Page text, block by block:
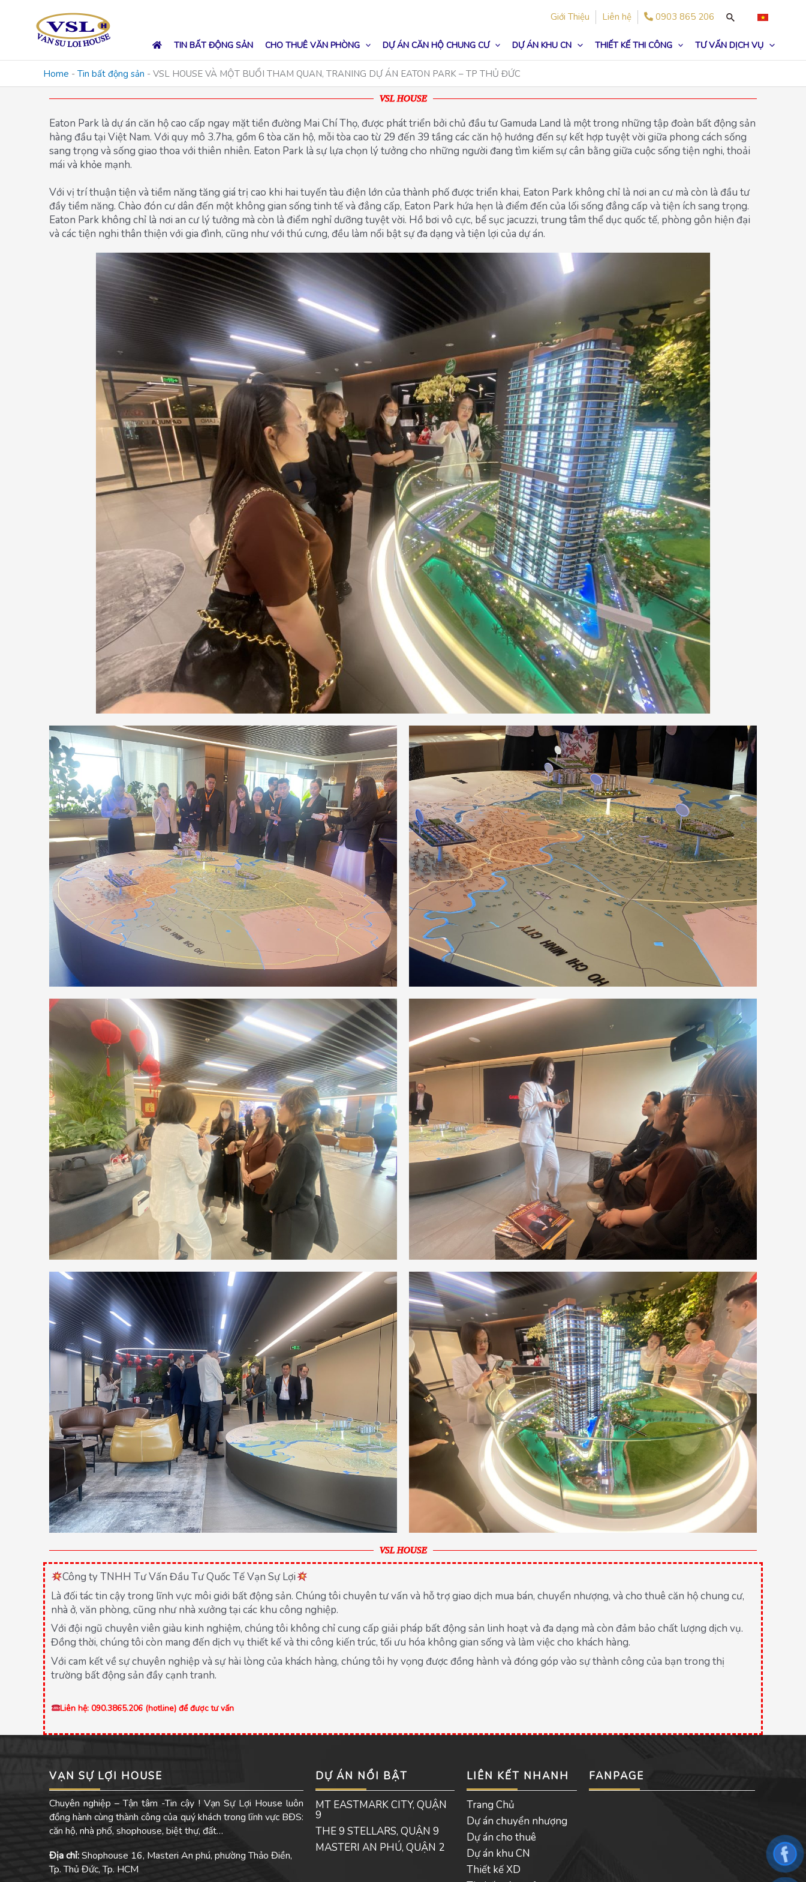
Giới Thiệu Liên hệ 0903 865 206
TIN BẤT ĐỘNG SẢN CHO THUÊ VĂN PHÒNG DỰ ÁN CĂN HỘ CHUNG CƯ DỰ ÁN KHU CN THIẾT KẾ THI CÔNG TƯ VẤN DỊCH VỤ
Home - Tin bất động sản - VSL HOUSE VÀ MỘT BUỔI THAM QUAN, TRANING DỰ ÁN EATON PARK – TP THỦ ĐỨC
VSL HOUSE
Eaton Park là dự án căn hộ cao cấp ngay mặt tiền đường Mai Chí Thọ, được phát triển bởi chủ đầu tư Gamuda Land là một trong những tập đoàn bất động sản
hàng đầu tại Việt Nam. Với quy mô 3.7ha, gồm 6 tòa căn hộ, mỗi tòa cao từ 29 đến 39 tầng các căn hộ hướng đến sự kết hợp tuyệt vời giữa phong cách sống
sang trọng và sống giao thoa với thiên nhiên. Eaton Park là sự lựa chọn lý tưởng cho những người đang tìm kiếm sự cân bằng giữa cuộc sống tiện nghi, thoải
mái và khỏe mạnh.
Với vị trí thuận tiện và tiềm năng tăng giá trị cao khi hai tuyến tàu điện lớn của thành phố được triển khai, Eaton Park không chỉ là nơi an cư mà còn là đầu tư
đầy tiềm năng. Chào đón cư dân đến một không gian sống tinh tế và đẳng cấp, Eaton Park hứa hẹn là điểm đến của lối sống đẳng cấp và tiện ích sang trọng.
Eaton Park không chỉ là nơi an cư lý tưởng mà còn là điểm nghỉ dưỡng tuyệt vời. Hồ bơi vô cực, bể sục jacuzzi, trung tâm thể dục quốc tế, phòng gôn hiện đại
và các tiện nghi thân thiện với gia đình, cũng như với thú cưng, đều làm nổi bật sự đa dạng và tiện lợi của dự án.
VSL HOUSE
Công ty TNHH Tư Vấn Đầu Tư Quốc Tế Vạn Sự Lợi
Là đối tác tin cậy trong lĩnh vực môi giới bất động sản. Chúng tôi chuyên tư vấn và hỗ trợ giao dịch mua bán, chuyển nhượng, và cho thuê căn hộ chung cư,
nhà ở, văn phòng, cũng như nhà xưởng tại các khu công nghiệp.
Với đội ngũ chuyên viên giàu kinh nghiệm, chúng tôi không chỉ cung cấp giải pháp bất động sản linh hoạt và đa dạng mà còn đảm bảo chất lượng dịch vụ.
Đồng thời, chúng tôi còn mang đến dịch vụ thiết kế và thi công kiến trúc, tối ưu hóa không gian sống và làm việc cho khách hàng.
Với cam kết về sự chuyên nghiệp và sự hài lòng của khách hàng, chúng tôi hy vọng được đồng hành và đóng góp vào sự thành công của bạn trong thị
trường bất động sản đầy cạnh tranh.
Liên hệ: 090.3865.206 (hotline) để được tư vấn
VẠN SỰ LỢI HOUSE
Chuyên nghiệp – Tận tâm -Tin cậy ! Vạn Sự Lợi House luôn
đồng hành cùng thành công của quý khách trong lĩnh vực BĐS:
căn hộ, nhà phố, shophouse, biệt thự, đất…
Địa chỉ:Shophouse 16, Masteri An phú, phường Thảo Điền,
Tp. Thủ Đức, Tp. HCM
DỰ ÁN NỔI BẬT
MT EASTMARK CITY, QUẬN
9
THE 9 STELLARS, QUẬN 9
MASTERI AN PHÚ, QUẬN 2
LIÊN KẾT NHANH
Trang Chủ
Dự án chuyển nhượng
Dự án cho thuê
Dự án khu CN
Thiết kế XD
FANPAGE